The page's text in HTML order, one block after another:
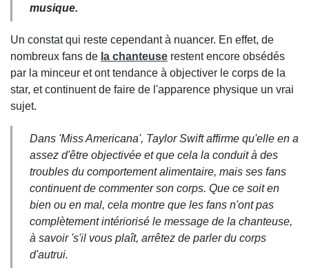
musique.
Un constat qui reste cependant à nuancer. En effet, de
nombreux fans de la chanteuse restent encore obsédés
par la minceur et ont tendance à objectiver le corps de la
star, et continuent de faire de l'apparence physique un vrai
sujet.
Dans 'Miss Americana', Taylor Swift affirme qu'elle en a
assez d'être objectivée et que cela la conduit à des
troubles du comportement alimentaire, mais ses fans
continuent de commenter son corps. Que ce soit en
bien ou en mal, cela montre que les fans n'ont pas
complètement intériorisé le message de la chanteuse,
à savoir 's'il vous plaît, arrêtez de parler du corps
d'autrui.